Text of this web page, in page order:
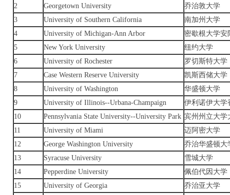
2
Georgetown University
乔治敦大学
3
University of Southern California
南加州大学
4
University of Michigan-Ann Arbor
密歇根大学安
5
New York University
纽约大学
6
University of Rochester
罗切斯特大学
7
Case Western Reserve University
凯斯西储大学
8
University of Washington
华盛顿大学
9
University of Illinois--Urbana-Champaign
伊利诺伊大学
10
Pennsylvania State University--University Park 宾州州立大学
11
University of Miami
迈阿密大学
12
George Washington University
乔治华盛顿大
13
Syracuse University
雪城大学
14
Pepperdine University
佩伯代因大学
15
University of Georgia
乔治亚大学